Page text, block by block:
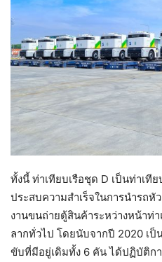
ทั้งนี้ ท่าเทียบเรือชุด D เป็นท่าเที
ประสบความสำเร็จในการนำรถ
งานขนถ่ายตู้สินค้าระหว่างหน้าท่
ลากทั่วไป โดยนับจากปี 2020 เ
ขับที่มีอยู่เดิมทั้ง 6 คัน ได้ปฏิบัติก